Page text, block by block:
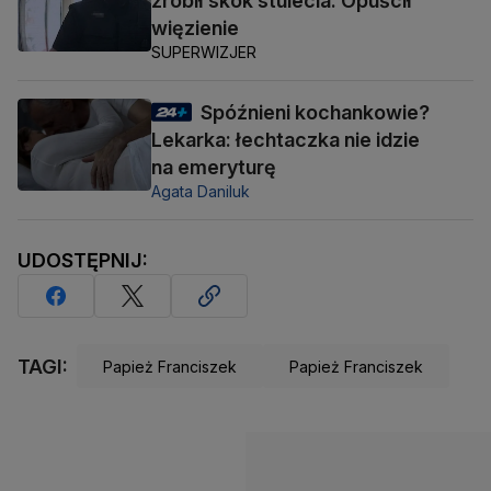
więzienie
SUPERWIZJER
Spóźnieni kochankowie?
Lekarka: łechtaczka nie idzie
na emeryturę
Agata Daniluk
UDOSTĘPNIJ:
TAGI: Papież Franciszek Papież Franciszek